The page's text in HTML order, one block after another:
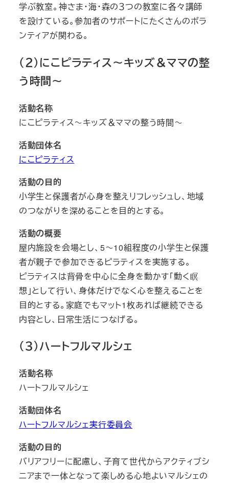
学ぶ教室。神さま・海・森の３つの教室に各々講師
を設けている。参加者のサポートにたくさんのボラ
ンティアが関わる。
（２）にこピラティス～キッズ＆ママの整
う時間～
活動名称
にこピラティス～キッズ＆ママの整う時間～
活動団体名
にこピラティス
活動の目的
小学生と保護者が心身を整えリフレッシュし、地域
のつながりを深めることを目的とする。
活動の概要
屋内施設を会場とし、5～10組程度の小学生と保護
者が親子で参加できるピラティスを実施する。
ピラティスは背骨を中心に全身を動かす「動く瞑
想」として行い、身体だけでなく心を整えることを
目的とする。家庭でもマット1枚あれば継続できる
内容とし、日常生活につなげる。
（３）ハートフルマルシェ
活動名称
ハートフルマルシェ
活動団体名
ハートフルマルシェ実行委員会
活動の目的
バリアフリーに配慮し、子育て世代からアクティブシ
ニアまで一体となって楽しめる心地よいマルシェの